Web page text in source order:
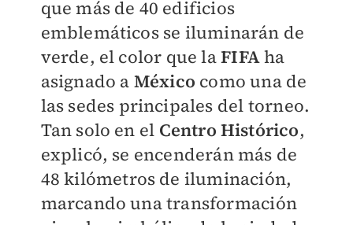
que más de 40 edificios
emblemáticos se iluminarán de
verde, el color que laFIFAha
asignado a México como una de
las sedes principales del torneo.
Tan solo en el Centro Histórico,
explicó, se encenderán más de
48 kilómetros de iluminación,
marcando una transformación